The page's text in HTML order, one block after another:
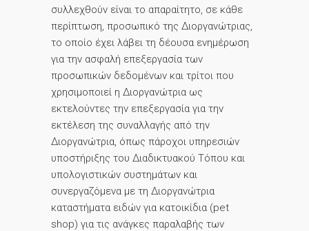
συλλεχθούν είναι το απαραίτητο, σε κάθε
περίπτωση, προσωπικό της Διοργανώτριας,
το οποίο έχει λάβει τη δέουσα ενημέρωση
για την ασφαλή επεξεργασία των
προσωπικών δεδομένων και τρίτοι που
χρησιμοποιεί η Διοργανώτρια ως
εκτελούντες την επεξεργασία για την
εκτέλεση της συναλλαγής από την
Διοργανώτρια, όπως πάροχοι υπηρεσιών
υποστήριξης του Διαδικτυακού Τόπου και
υπολογιστικών συστημάτων και
συνεργαζόμενα με τη Διοργανώτρια
καταστήματα ειδών για κατοικίδια (pet
shop) για τις ανάγκες παραλαβής των